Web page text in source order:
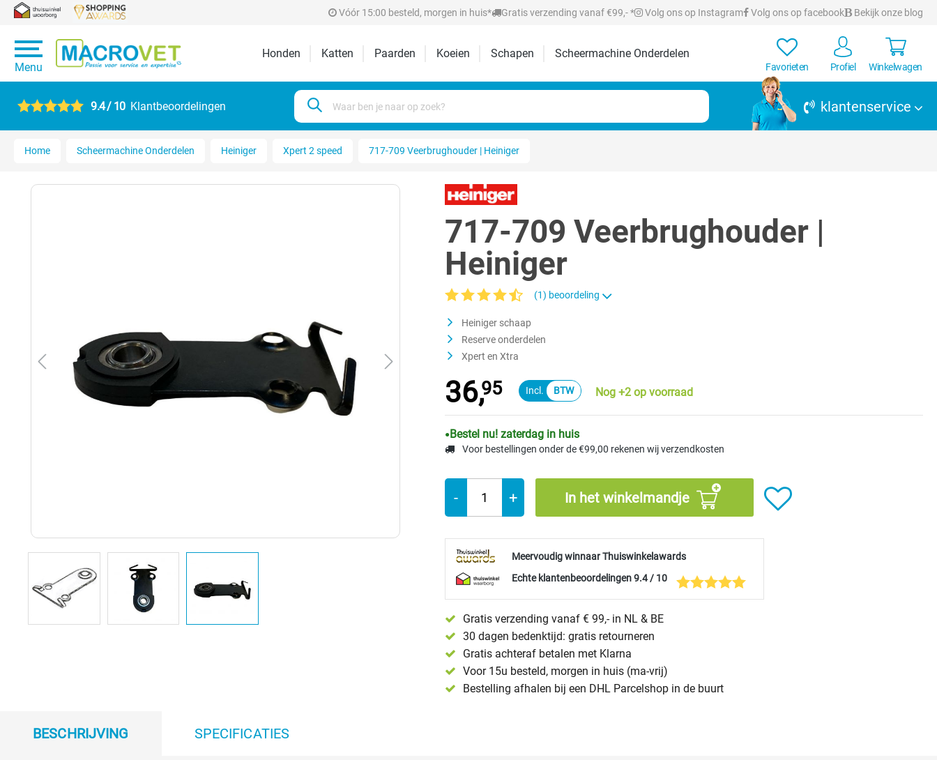
Vóór 15:00 besteld, morgen in huis* Gratis verzending vanaf €99,- * Volg ons op Instagram Volg ons op facebook Bekijk onze blog
Menu
Honden Katten Paarden Koeien Schapen Scheermachine Onderdelen
Favorieten Profiel Winkelwagen
9.4 / 10 Klantbeoordelingen klantenservice
Home Scheermachine Onderdelen Heiniger Xpert 2 speed 717-709 Veerbrughouder | Heiniger
717-709 Veerbrughouder |
Heiniger
(1) beoordeling
Heiniger schaap
Reserve onderdelen
Xpert en Xtra
36,95 Nog +2 op voorraad
Bestel nu! zaterdag in huis
Voor bestellingen onder de €99,00 rekenen wij verzendkosten
- + In het winkelmandje
Meervoudig winnaar Thuiswinkelawards
Echte klantenbeoordelingen 9.4 / 10
Gratis verzending vanaf € 99,- in NL & BE
30 dagen bedenktijd: gratis retourneren
Gratis achteraf betalen met Klarna
Voor 15u besteld, morgen in huis (ma-vrij)
Bestelling afhalen bij een DHL Parcelshop in de buurt
BESCHRIJVING SPECIFICATIES